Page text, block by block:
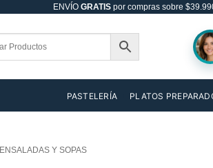
ENVÍO GRATISpor compras sobre
PASTELERÍA PLATOS
ENSALADAS Y SOPAS